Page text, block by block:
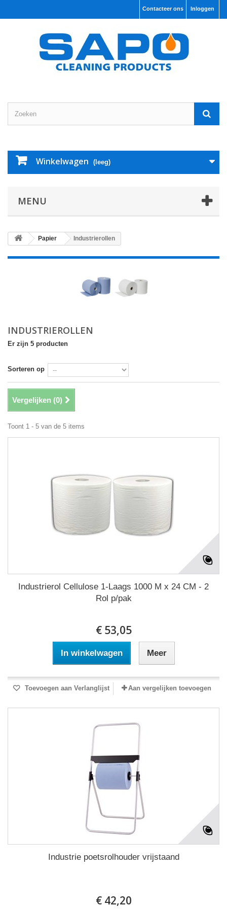
Inloggen
Contacteer ons
Winkelwagen (leeg)
MENU
Papier Industrierollen
INDUSTRIEROLLEN
Er zijn 5 producten
Sorteren op
Vergelijken (0)
Toont 1 - 5 van de 5 items
Industrierol Cellulose 1-Laags 1000 M x 24 CM - 2
Rol p/pak
€ 53,05
In winkelwagen Meer
Toevoegen aan Verlanglijst Aan vergelijken toevoegen
Industrie poetsrolhouder vrijstaand
€ 42,20